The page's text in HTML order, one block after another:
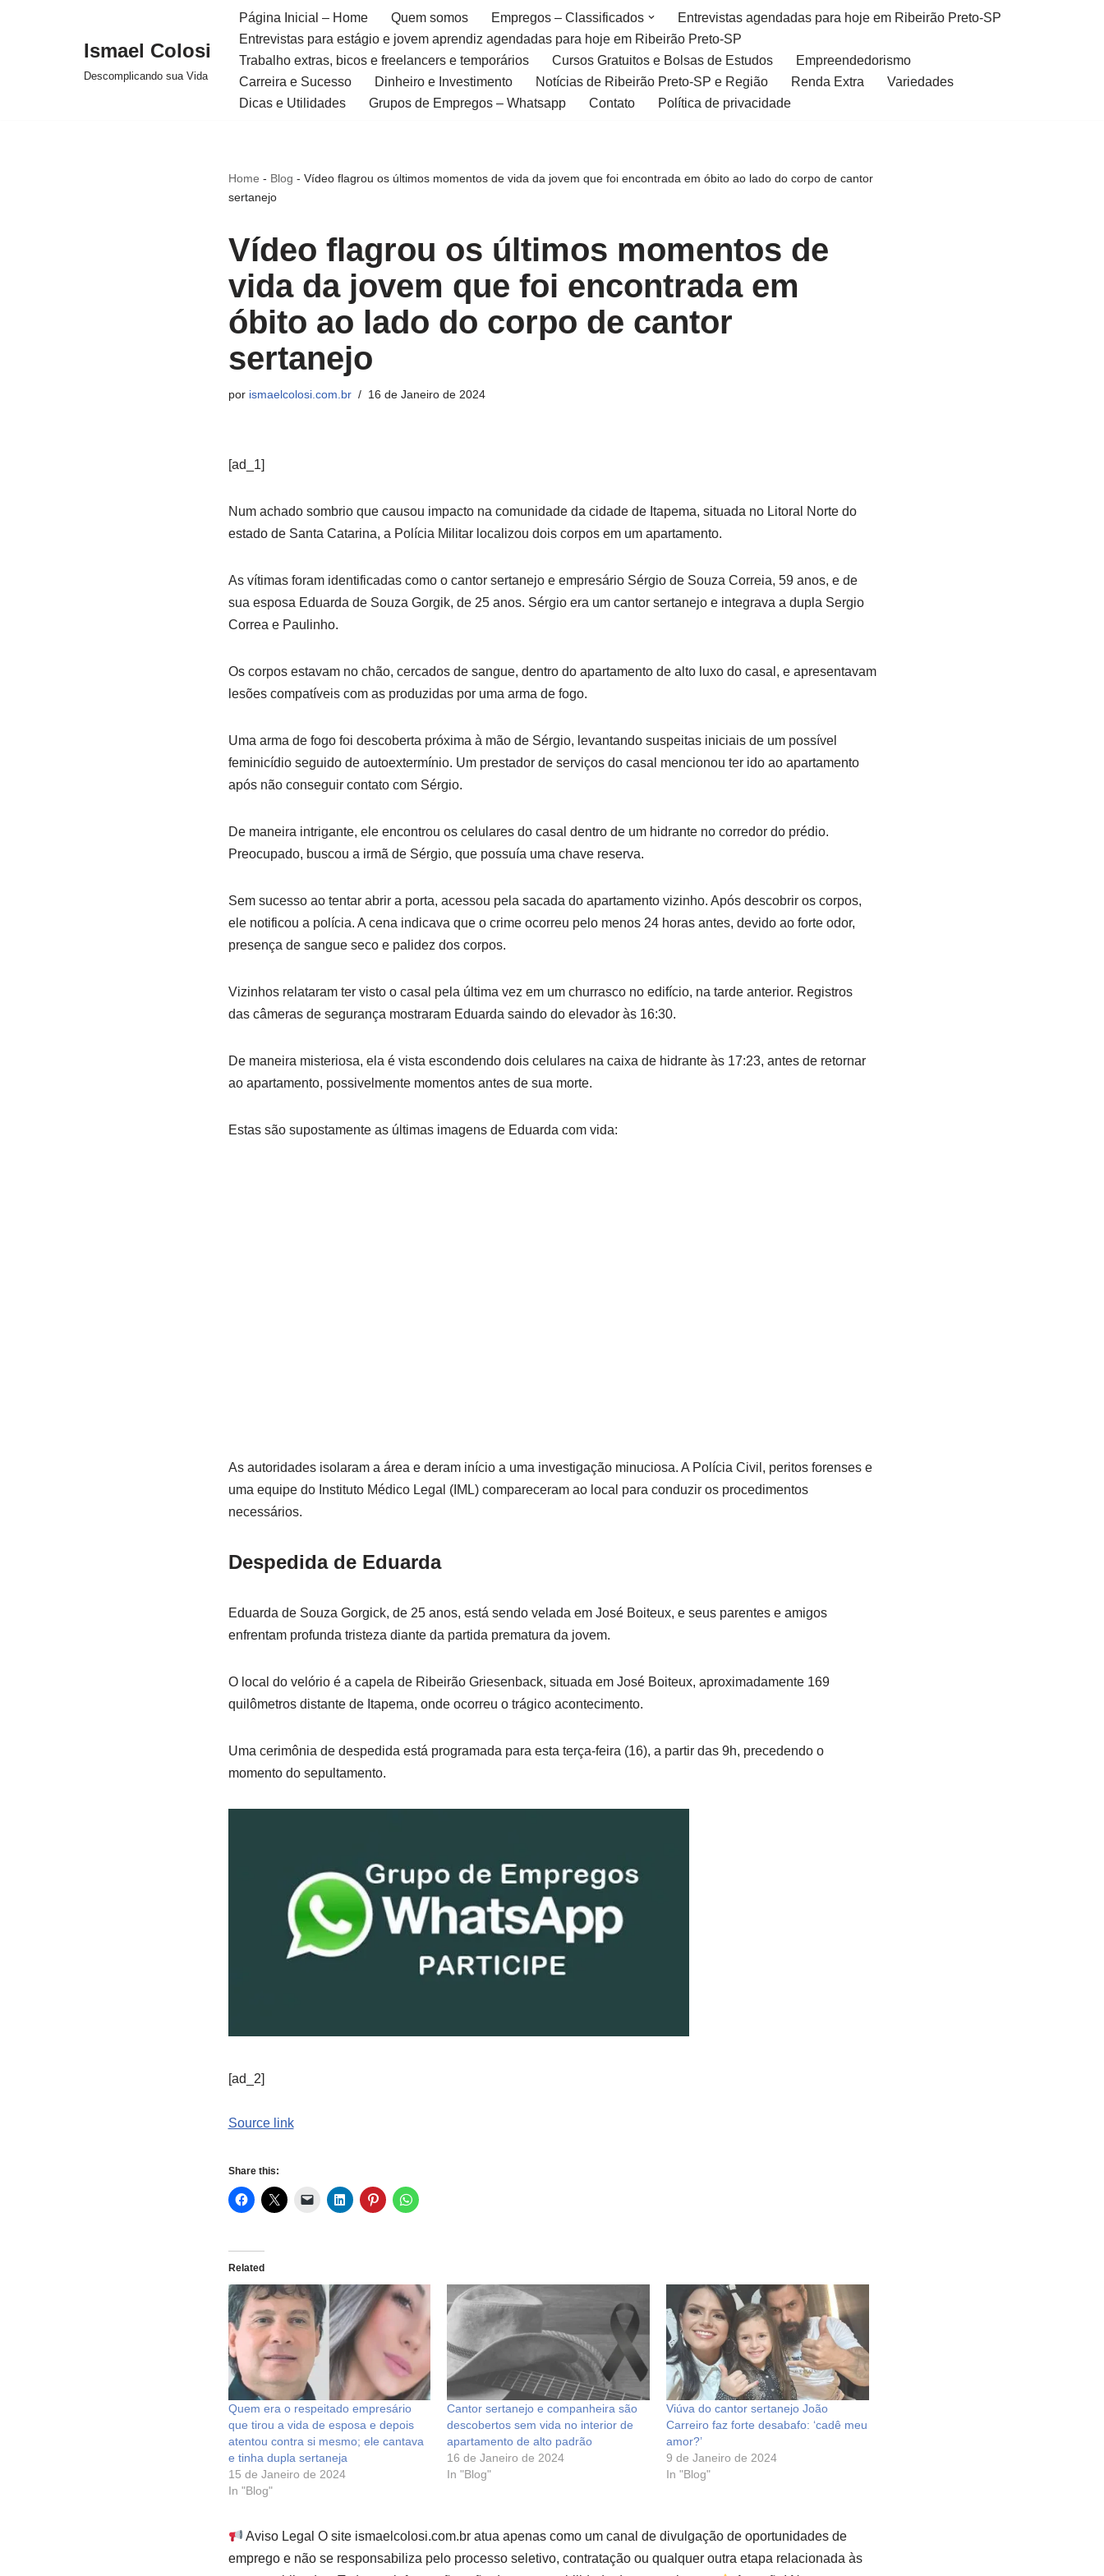
Ismael Colosi
Descomplicando sua Vida
Página Inicial – Home Quem somos Empregos – Classificados
Entrevistas agendadas para hoje em Ribeirão Preto-SP
Entrevistas para estágio e jovem aprendiz agendadas para hoje em Ribeirão Preto-SP
Trabalho extras, bicos e freelancers e temporários
Cursos Gratuitos e Bolsas de Estudos
Empreendedorismo
Carreira e Sucesso
Dinheiro e Investimento Notícias de Ribeirão Preto-SP e Região Renda Extra
Variedades
Dicas e Utilidades
Grupos de Empregos – Whatsapp Contato Política de privacidade
Home - Blog - Vídeo flagrou os últimos momentos de vida da jovem que foi encontrada em óbito ao lado do corpo de cantor
sertanejo
Vídeo flagrou os últimos momentos de
vida da jovem que foi encontrada em
óbito ao lado do corpo de cantor
sertanejo
por ismaelcolosi.com.br 16 de Janeiro de 2024
[ad_1]
Num achado sombrio que causou impacto na comunidade da cidade de Itapema, situada no Litoral Norte do
estado de Santa Catarina, a Polícia Militar localizou dois corpos em um apartamento.
As vítimas foram identificadas como o cantor sertanejo e empresário Sérgio de Souza Correia, 59 anos, e de
sua esposa Eduarda de Souza Gorgik, de 25 anos. Sérgio era um cantor sertanejo e integrava a dupla Sergio
Correa e Paulinho.
Os corpos estavam no chão, cercados de sangue, dentro do apartamento de alto luxo do casal, e apresentavam
lesões compatíveis com as produzidas por uma arma de fogo.
Uma arma de fogo foi descoberta próxima à mão de Sérgio, levantando suspeitas iniciais de um possível
feminicídio seguido de autoextermínio. Um prestador de serviços do casal mencionou ter ido ao apartamento
após não conseguir contato com Sérgio.
De maneira intrigante, ele encontrou os celulares do casal dentro de um hidrante no corredor do prédio.
Preocupado, buscou a irmã de Sérgio, que possuía uma chave reserva.
Sem sucesso ao tentar abrir a porta, acessou pela sacada do apartamento vizinho. Após descobrir os corpos,
ele notificou a polícia. A cena indicava que o crime ocorreu pelo menos 24 horas antes, devido ao forte odor,
presença de sangue seco e palidez dos corpos.
Vizinhos relataram ter visto o casal pela última vez em um churrasco no edifício, na tarde anterior. Registros
das câmeras de segurança mostraram Eduarda saindo do elevador às 16:30.
De maneira misteriosa, ela é vista escondendo dois celulares na caixa de hidrante às 17:23, antes de retornar
ao apartamento, possivelmente momentos antes de sua morte.
Estas são supostamente as últimas imagens de Eduarda com vida:
As autoridades isolaram a área e deram início a uma investigação minuciosa. A Polícia Civil, peritos forenses e
uma equipe do Instituto Médico Legal (IML) compareceram ao local para conduzir os procedimentos
necessários.
Despedida de Eduarda
Eduarda de Souza Gorgick, de 25 anos, está sendo velada em José Boiteux, e seus parentes e amigos
enfrentam profunda tristeza diante da partida prematura da jovem.
O local do velório é a capela de Ribeirão Griesenback, situada em José Boiteux, aproximadamente 169
quilômetros distante de Itapema, onde ocorreu o trágico acontecimento.
Uma cerimônia de despedida está programada para esta terça-feira (16), a partir das 9h, precedendo o
momento do sepultamento.
[ad_2]
Source link
Share this:
Related
Quem era o respeitado empresário
que tirou a vida de esposa e depois
atentou contra si mesmo; ele cantava
e tinha dupla sertaneja
15 de Janeiro de 2024
In "Blog"
Cantor sertanejo e companheira são
descobertos sem vida no interior de
apartamento de alto padrão
16 de Janeiro de 2024
In "Blog"
Viúva do cantor sertanejo João
Carreiro faz forte desabafo: ‘cadê meu
amor?’
9 de Janeiro de 2024
In "Blog"
Aviso Legal O site ismaelcolosi.com.br atua apenas como um canal de divulgação de oportunidades de
emprego e não se responsabiliza pelo processo seletivo, contratação ou qualquer outra etapa relacionada às